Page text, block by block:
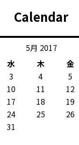
Calendar
5月 2017
水 木 金
3 4 5
10 11 12
17 18 19
24 25 26
31